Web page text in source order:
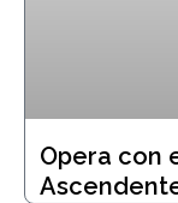
Opera con